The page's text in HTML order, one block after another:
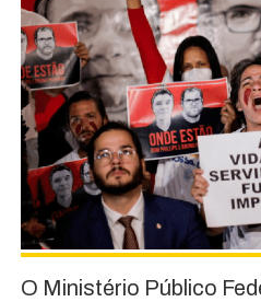
O Ministério Público